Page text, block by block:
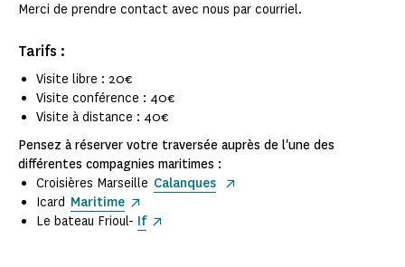
Merci de prendre contact avec nous par courriel.
Tarifs :
Visite libre : 20€
Visite conférence : 40€
Visite à distance : 40€
Pensez à réserver votre traversée auprès de l'une des
différentes compagnies maritimes :
Croisières Marseille Calanques
Icard Maritime
Le bateau Frioul- If